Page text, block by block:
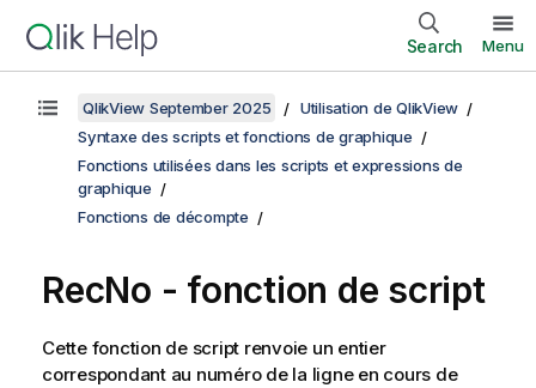
Search Menu
QlikView September 2025
Utilisation de QlikView
Syntaxe des scripts et fonctions de graphique
Fonctions utilisées dans les scripts et expressions de
graphique
Fonctions de décompte
RecNo - fonction de script
Cette fonction de script renvoie un entier
correspondant au numéro de la ligne en cours de